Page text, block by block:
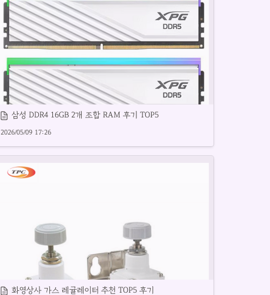
무선 오락실 게임기 인기 제품을 꼼꼼히 비교합니다.
32GB 램 제품별 성능과 특징을 꼼꼼히 비교합니다.
삼성 DDR4 16GB 2개 조합 RAM 후기 TOP5
2026/05/09 17:26
화영상사 가스 레귤레이터 추천 TOP5 후기